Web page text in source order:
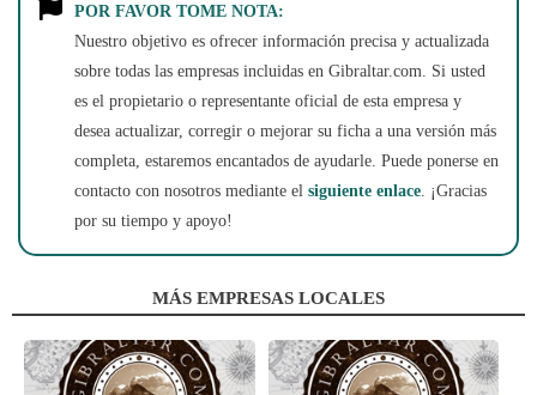
POR FAVOR TOME NOTA:
Nuestro objetivo es ofrecer información precisa y actualizada
sobre todas las empresas incluidas en Gibraltar.com. Si usted
es el propietario o representante oficial de esta empresa y
desea actualizar, corregir o mejorar su ficha a una versión más
completa, estaremos encantados de ayudarle. Puede ponerse en
contacto con nosotros mediante el siguiente enlace. ¡Gracias
por su tiempo y apoyo!
MÁS EMPRESAS LOCALES